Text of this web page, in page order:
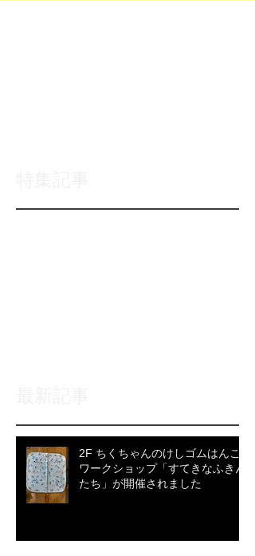
2F ちくちゃんのけしゴムはんこ
ワークショップ「すてきなふきん
たち」が開催されました